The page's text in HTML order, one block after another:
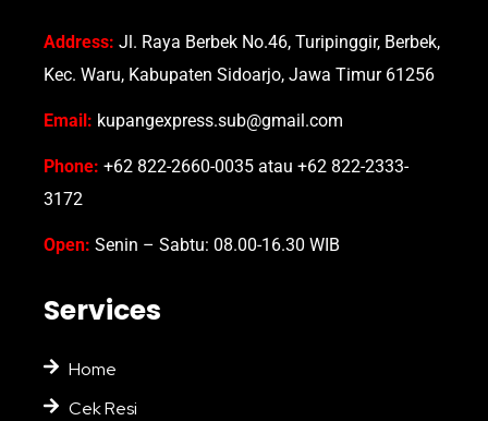
Address: Jl. Raya Berbek No.46, Turipinggir, Berbek,
Kec. Waru, Kabupaten Sidoarjo, Jawa Timur 61256
Email: kupangexpress.sub@gmail.com
Phone: +62 822-2660-0035 atau +62 822-2333-
3172
Open: Senin – Sabtu: 08.00-16.30 WIB
Services
Home
Cek Resi